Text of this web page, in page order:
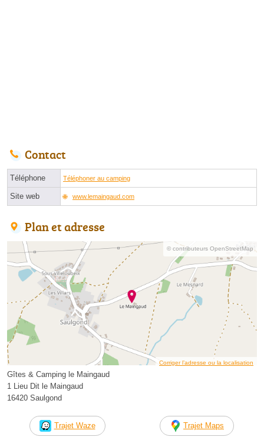
Contact
Téléphone Téléphoner au camping
Site web www.lemaingaud.com
Plan et adresse
© contributeurs OpenStreetMap
Corriger l’adresse ou la localisation
Gîtes & Camping le Maingaud
1 Lieu Dit le Maingaud
16420 Saulgond
Trajet Waze Trajet Maps